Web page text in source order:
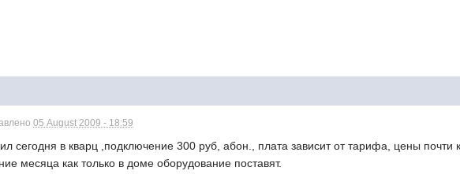
05 August 2009 - 18:59
сегодня в кварц ,подключение 300 руб, абон., плата зависит от тарифа, цены почти
месяца как только в доме оборудование поставят.